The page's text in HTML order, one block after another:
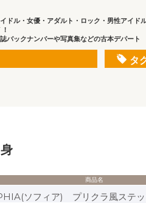
ドル・女優・アダルト・ロック・男性アイド
バックナンバーや写真集などの古本デパート
タ
商品名
ソフィア) プリクラ風ステッ